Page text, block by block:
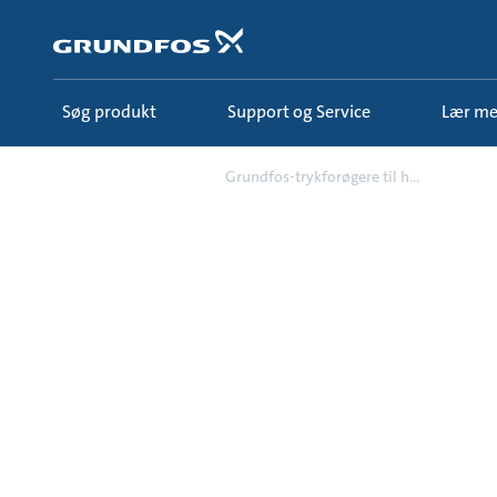
hovedindhold
Søg produkt Support og Service Lær
Grundfos-trykforøgere til h...